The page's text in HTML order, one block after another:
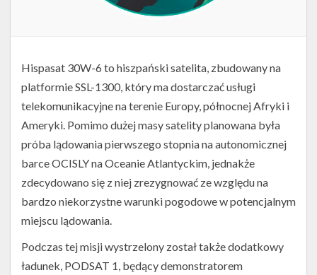
Hispasat 30W-6 to hiszpański satelita, zbudowany na
platformie SSL-1300, który ma dostarczać usługi
telekomunikacyjne na terenie Europy, północnej Afryki i
Ameryki. Pomimo dużej masy satelity planowana była
próba lądowania pierwszego stopnia na autonomicznej
barce OCISLY na Oceanie Atlantyckim, jednakże
zdecydowano się z niej zrezygnować ze względu na
bardzo niekorzystne warunki pogodowe w potencjalnym
miejscu lądowania.
Podczas tej misji wystrzelony został także dodatkowy
ładunek, PODSAT 1, będący demonstratorem